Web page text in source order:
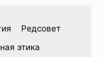
Редсовет
этика